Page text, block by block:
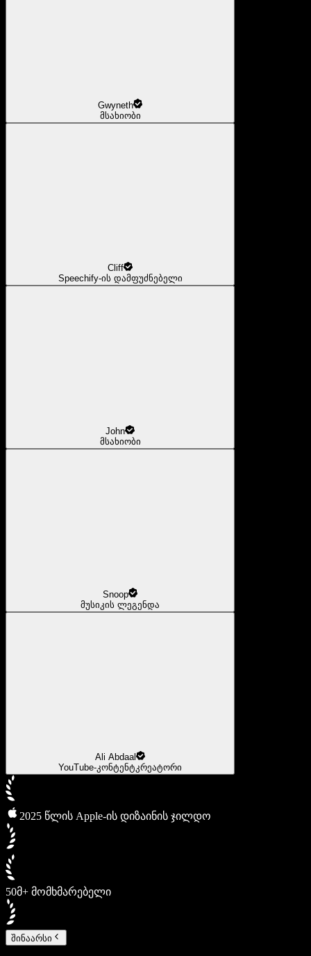
Gwyneth
მსახიობი
Cliff
Speechify-ის დამფუძნებელი
John
მსახიობი
Snoop
მუსიკის ლეგენდა
Ali Abdaal
YouTube-კონტენტკრეატორი
2025 წლის Apple-ის დიზაინის ჯილდო
50მ+ მომხმარებელი
შინაარსი